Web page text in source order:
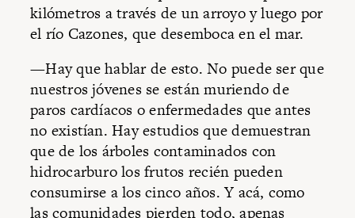
kilómetros a través de un arroyo y luego por
el río Cazones, que desemboca en el mar.
—Hay que hablar de esto. No puede ser que
nuestros jóvenes se están muriendo de
paros cardíacos o enfermedades que antes
no existían. Hay estudios que demuestran
que de los árboles contaminados con
hidrocarburo los frutos recién pueden
consumirse a los cinco años. Y acá, como
las comunidades pierden todo, apenas